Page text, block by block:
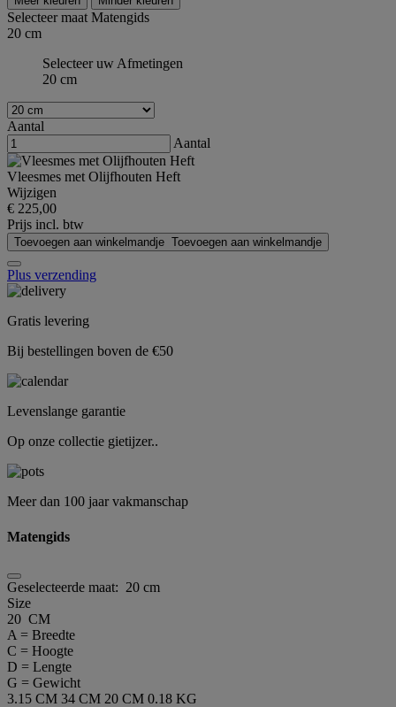
Selecteer maatMatengids
20 cm
Selecteer uw Afmetingen
20 cm
Aantal
Aantal
Vleesmes met Olijfhouten Heft
Wijzigen
€ 225,00
Prijs incl. btw
Toevoegen aan winkelmandje Toevoegen aan winkelmandje
Plus verzending
Gratis levering
Bij bestellingen boven de €50
Levenslange garantie
Op onze collectie gietijzer..
Meer dan 100 jaar vakmanschap
Matengids
Geselecteerde maat: 20 cm
Size
20 CM
A = Breedte
C = Hoogte
D = Lengte
G = Gewicht
3.15 CM 34 CM 20 CM 0.18 KG